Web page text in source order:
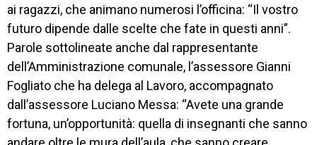
IL
CENTRO
PROGETTO
EDUCATIVO
ORIENTAMENTO
QUALITÀ
E
ai ragazzi, che animano numerosi l’officina: “Il vostro
futuro dipende dalle scelte che fate in questi anni”.
Parole sottolineate anche dal rappresentante
dell’Amministrazione comunale, l’assessore Gianni
Fogliato che ha delega al Lavoro, accompagnato
dall’assessore Luciano Messa: “Avete una grande
fortuna, un’opportunità: quella di insegnanti che sanno